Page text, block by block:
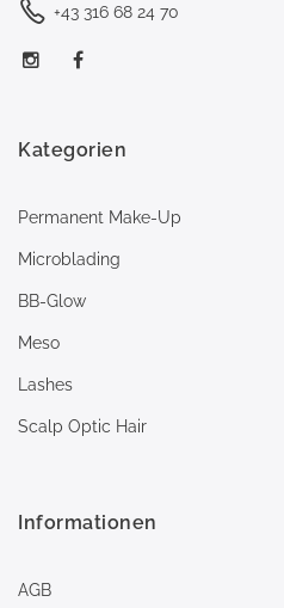
+43 316 68 24 70
Kategorien
Permanent Make-Up
Microblading
BB-Glow
Meso
Lashes
Scalp Optic Hair
Informationen
AGB